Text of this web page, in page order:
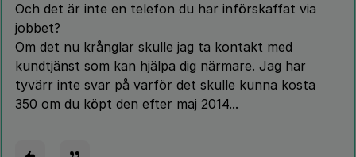
Och det är inte en telefon du har införskaffat via
jobbet?
Om det nu krånglar skulle jag ta kontakt med
kundtjänst som kan hjälpa dig närmare. Jag har
tyvärr inte svar på varför det skulle kunna kosta
350 om du köpt den efter maj 2014...